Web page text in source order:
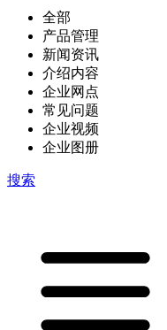
全部
产品管理
新闻资讯
介绍内容
企业网点
常见问题
企业视频
企业图册
搜索